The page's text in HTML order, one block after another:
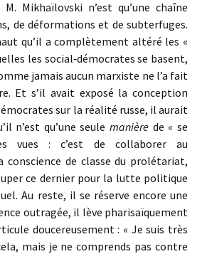
Mikhaïlovski n’est qu’une chaîne
de déformations et de subterfuges.
qu’il a complètement altéré les «
les social‑démocrates se basent,
jamais aucun marxiste ne l’a fait
Et s’il avait exposé la conception
sur la réalité russe, il aurait
n’est qu’une seulemanière de « se
vues : c’est de collaborer au
conscience de classe du prolétariat,
ce dernier pour la lutte politique
Au reste, il se réserve encore une
outragée, il lève pharisaïquement
doucereusement : « Je suis très
mais je ne comprends pas contre